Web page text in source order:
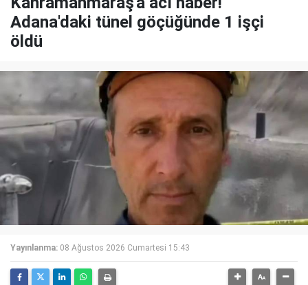
Adana'daki tünel göçüğünde 1 işçi
öldü
Yayınlanma: 08 Ağustos 2026 Cumartesi 15:43